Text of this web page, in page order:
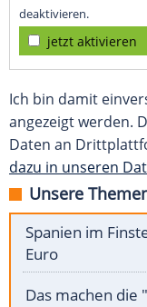
deaktivieren.
jetzt aktivieren
Ich bin damit
angezeigt werden.
Daten an
dazu in unseren
Unsere
Spanien im
Euro
Das machen die